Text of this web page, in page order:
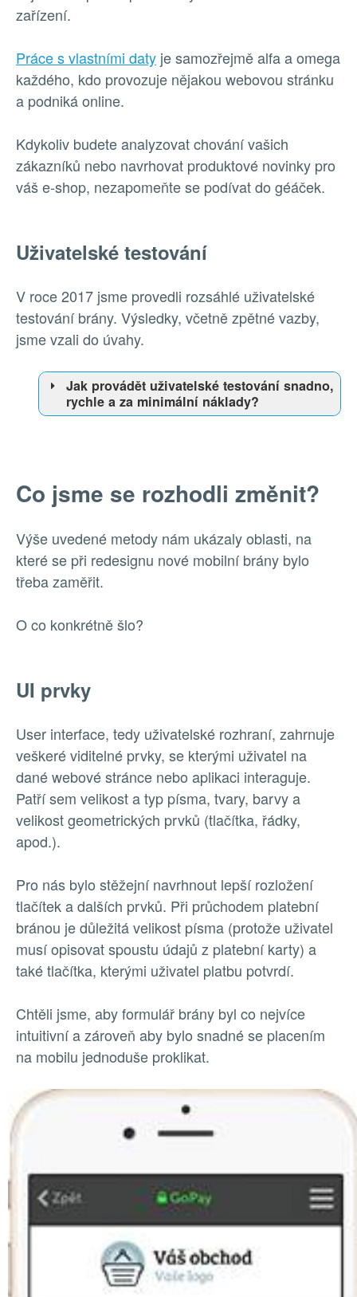
zařízení.
Práce s vlastními daty je samozřejmě alfa a omega
každého, kdo provozuje nějakou webovou stránku
a podniká online.
Kdykoliv budete analyzovat chování vašich
zákazníků nebo navrhovat produktové novinky pro
váš e-shop, nezapomeňte se podívat do géáček.
Uživatelské testování
V roce 2017 jsme provedli rozsáhlé uživatelské
testování brány. Výsledky, včetně zpětné vazby,
jsme vzali do úvahy.
Jak provádět uživatelské testování snadno,
rychle a za minimální náklady?
Co jsme se rozhodli změnit?
Výše uvedené metody nám ukázaly oblasti, na
které se při redesignu nové mobilní brány bylo
třeba zaměřit.
O co konkrétně šlo?
UI prvky
User interface, tedy uživatelské rozhraní, zahrnuje
veškeré viditelné prvky, se kterými uživatel na
dané webové stránce nebo aplikaci interaguje.
Patří sem velikost a typ písma, tvary, barvy a
velikost geometrických prvků (tlačítka, řádky,
apod.).
Pro nás bylo stěžejní navrhnout lepší rozložení
tlačítek a dalších prvků. Při průchodem platební
bránou je důležitá velikost písma (protože uživatel
musí opisovat spoustu údajů z platební karty) a
také tlačítka, kterými uživatel platbu potvrdí.
Chtěli jsme, aby formulář brány byl co nejvíce
intuitivní a zároveň aby bylo snadné se placením
na mobilu jednoduše proklikat.